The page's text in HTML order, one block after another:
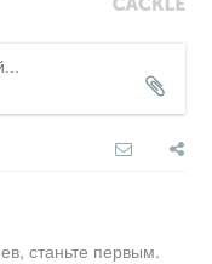
станьте первым.